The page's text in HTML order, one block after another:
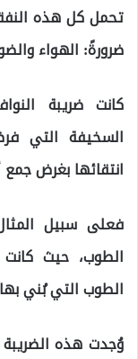
تحمل كل هذه
ضرورةً: الهواء
كانت ضريبة
السخيفة التي
انتقائها بغرض
فعلى سبيل
الطوب، حيث
الطوب التي بُني
وُجدت هذه